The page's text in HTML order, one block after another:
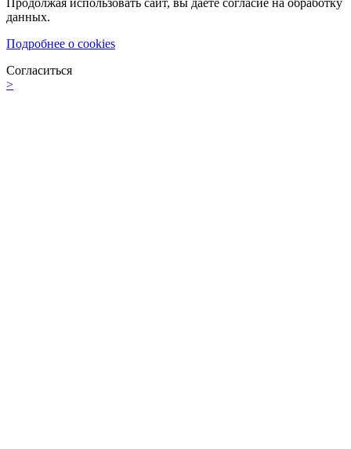
Продолжая использовать сайт, вы даете согласие на обработку
данных.
Подробнее о cookies
Согласиться
>